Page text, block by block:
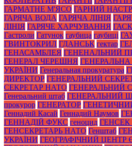
ГАРМАТНЕ М'ЯСО ГАРНИЙ
ГАРЯЧА ВОДА ГАРЯЧА ЛІНІЯ
ЛІНІЯ ГАРЯЧЕ ХАРЧУВАННЯ ГАСК
Гастроли Гатунок гаубица гаубиці
ГВИНТОКРИЛ ГДАНСЬК гектар
ГЕНАСАМБЛЕЯ ГЕНЕНАЛЬНИЙ
ГЕНЕРАЛ ЧЕРЕШНЯ ГЕНЕРАЛЬНА
УКРАЇНИ Генеральная прокуратура
ДИРЕКТОР ГЕНЕРАЛЬНИЙ
СЕКРЕТАР НАТО ГЕНЕРАЛЬНИЙ
Генеральний штаб ГЕНЕРАЛЬНИЙ
прокурор ГЕНЕРАТОР
Геннадий Касай Геннадий Наумов
ГЕННАДІЙ ФУКС геноцид
ГЕНСЕКРЕТАРЬ НАТО Генштаб
УКРАЇНИ ГЕОГРАФІЧНИЙ ЦЕНТР